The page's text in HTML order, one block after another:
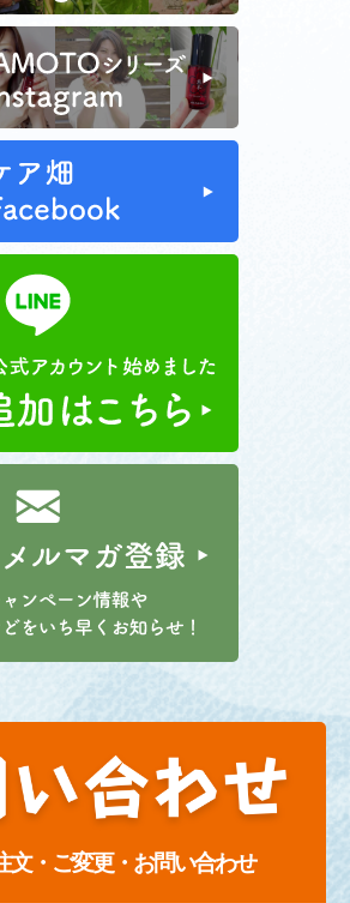
文・ご変更・お問い合わせ